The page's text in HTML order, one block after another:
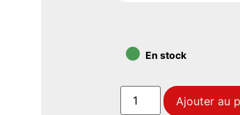
• En stock
Ajouter au